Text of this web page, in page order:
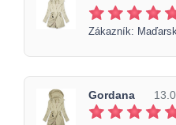
Zákazník:
Gordana